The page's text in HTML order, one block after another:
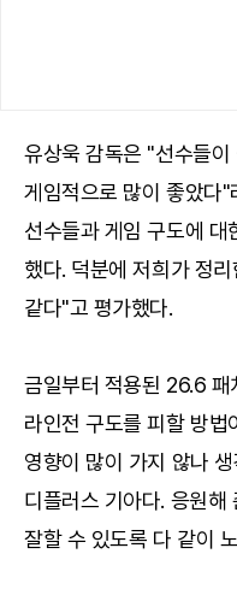
유상욱 감독은 "선수들
게임적으로 많이 좋았다
선수들과 게임 구도에 대
했다. 덕분에 저희가 정
같다"고 평가했다.
금일부터 적용된 26.6 패
라인전 구도를 피할 방법
영향이 많이 가지 않나
디플러스 기아다. 응원해
잘할 수 있도록 다 같이